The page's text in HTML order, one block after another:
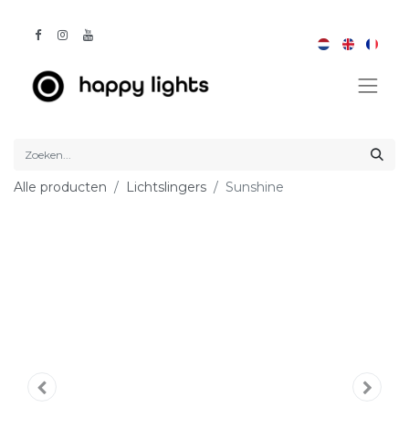
Alle producten Lichtslingers Sunshine